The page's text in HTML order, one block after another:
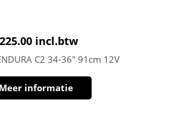
225.00 incl.btw
C2 34-36″ 91cm 12V
Meer informatie